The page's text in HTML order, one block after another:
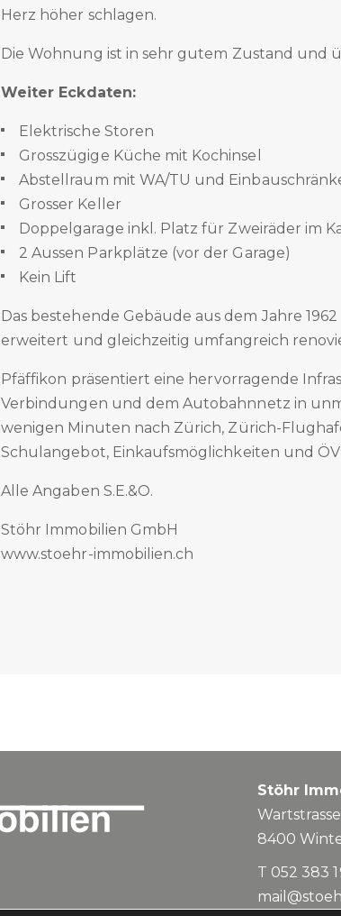
Herz höher schlagen.
Die Wohnung ist in sehr gutem Zustand und
Weiter Eckdaten:
Elektrische Storen
Grosszügige Küche mit Kochinsel
Abstellraum mit WA/TU und
Grosser Keller
Doppelgarage inkl. Platz für Zweiräder im
2 Aussen Parkplätze (vor der Garage)
Kein Lift
Das bestehende Gebäude aus dem Jahre
erweitert und gleichzeitig umfangreich
Pfäffikon präsentiert eine hervorragende
Verbindungen und dem Autobahnnetz in
wenigen Minuten nach Zürich, Zürich-
Schulangebot, Einkaufsmöglichkeiten und
Alle Angaben S.E.&O.
Stöhr Immobilien GmbH
www.stoehr-immobilien.ch
Stöhr
8400
T 052 383